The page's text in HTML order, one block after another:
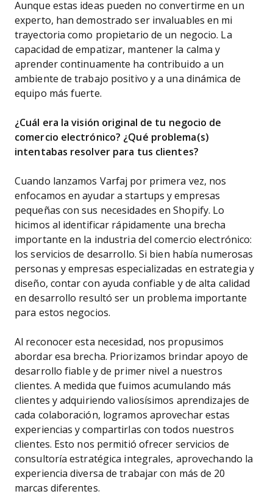
Aunque estas ideas pueden no convertirme en un
experto, han demostrado ser invaluables en mi
trayectoria como propietario de un negocio. La
capacidad de empatizar, mantener la calma y
aprender continuamente ha contribuido a un
ambiente de trabajo positivo y a una dinámica de
equipo más fuerte.
¿Cuál era la visión original de tu negocio de
comercio electrónico? ¿Qué problema(s)
intentabas resolver para tus clientes?
Cuando lanzamos Varfaj por primera vez, nos
enfocamos en ayudar a startups y empresas
pequeñas con sus necesidades en Shopify. Lo
hicimos al identificar rápidamente una brecha
importante en la industria del comercio electrónico:
los servicios de desarrollo. Si bien había numerosas
personas y empresas especializadas en estrategia y
diseño, contar con ayuda confiable y de alta calidad
en desarrollo resultó ser un problema importante
para estos negocios.
Al reconocer esta necesidad, nos propusimos
abordar esa brecha. Priorizamos brindar apoyo de
desarrollo fiable y de primer nivel a nuestros
clientes. A medida que fuimos acumulando más
clientes y adquiriendo valiosísimos aprendizajes de
cada colaboración, logramos aprovechar estas
experiencias y compartirlas con todos nuestros
clientes. Esto nos permitió ofrecer servicios de
consultoría estratégica integrales, aprovechando la
experiencia diversa de trabajar con más de 20
marcas diferentes.